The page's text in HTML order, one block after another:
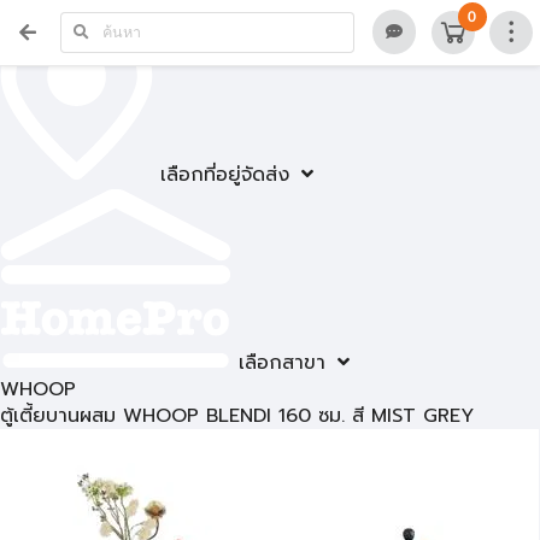
เลือกที่อยู่จัดส่ง
เลือกสาขา
0
WHOOP
ตู้เตี้ยบานผสม WHOOP BLENDI 160 ซม. สี MIST GREY